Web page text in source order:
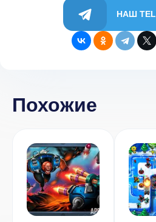
НАШ
Похожие